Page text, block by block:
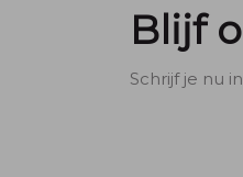
Blijf
Schrijf je nu